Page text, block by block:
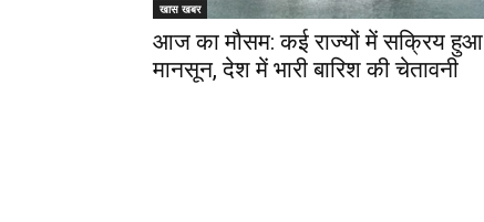
खास खबर
आज का मौसम: कई राज्यों में सक्रिय हुआ
मानसून, देश में भारी बारिश की चेतावनी